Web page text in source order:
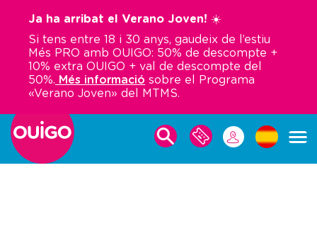
contingut
Ja ha arribat el Verano Joven! ☀️
Si tens entre 18 i 30 anys, gaudeix de l’estiu
Més PRO amb OUIGO: 50% de descompte +
10% extra OUIGO + val de descompte del
50%. Més informació sobre el Programa
«Verano Joven» del MTMS.
PER
FER
LES
MEVES